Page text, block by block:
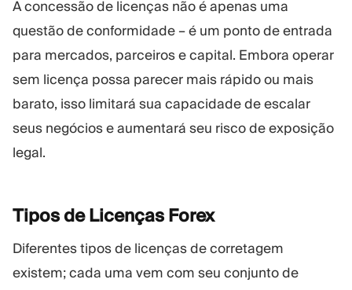
A concessão de licenças não é apenas uma
questão de conformidade – é um ponto de entrada
para mercados, parceiros e capital. Embora operar
sem licença possa parecer mais rápido ou mais
barato, isso limitará sua capacidade de escalar
seus negócios e aumentará seu risco de exposição
legal.
Tipos de Licenças Forex
Diferentes tipos de licenças de corretagem
existem; cada uma vem com seu conjunto de